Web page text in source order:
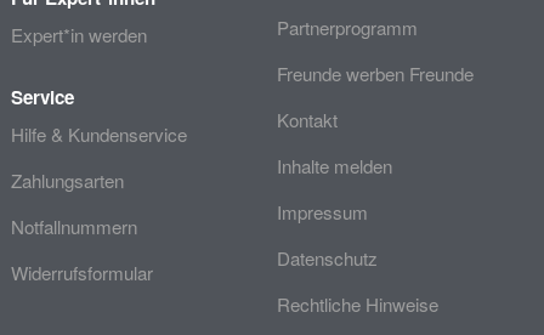
Expert*in werden
Service
Hilfe & Kundenservice
Zahlungsarten
Notfallnummern
Widerrufsformular
Partnerprogramm
Freunde werben Freunde
Kontakt
Inhalte melden
Impressum
Datenschutz
Rechtliche Hinweise